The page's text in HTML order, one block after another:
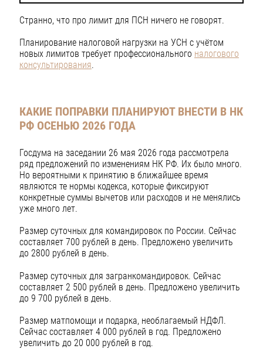
Странно, что про лимит для ПСН ничего не говорят.
Планирование налоговой нагрузки на УСН с учётом
новых лимитов требует профессионального налогового
консультирования.
КАКИЕ ПОПРАВКИ ПЛАНИРУЮТ ВНЕСТИ В НК
РФ ОСЕНЬЮ 2026 ГОДА
Госдума на заседании 26 мая 2026 года рассмотрела
ряд предложений по изменениям НК РФ. Их было много.
Но вероятными к принятию в ближайшее время
являются те нормы кодекса, которые фиксируют
конкретные суммы вычетов или расходов и не менялись
уже много лет.
Размер суточных для командировок по России. Сейчас
составляет 700 рублей в день. Предложено увеличить
до 2800 рублей в день.
Размер суточных для загранкомандировок. Сейчас
составляет 2 500 рублей в день. Предложено увеличить
до 9 700 рублей в день.
Размер матпомощи и подарка, необлагаемый НДФЛ.
Сейчас составляет 4 000 рублей в год. Предложено
увеличить до 20 000 рублей в год.